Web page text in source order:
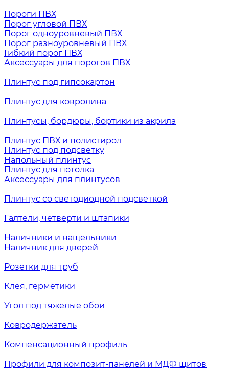
Пороги ПВХ
Порог угловой ПВХ
Порог одноуровневый ПВХ
Порог разноуровневый ПВХ
Гибкий порог ПВХ
Аксессуары для порогов ПВХ
Плинтус под гипсокартон
Плинтус для ковролина
Плинтусы, бордюры, бортики из акрила
Плинтус ПВХ и полистирол
Плинтус под подсветку
Напольный плинтус
Плинтус для потолка
Аксессуары для плинтусов
Плинтус со светодиодной подсветкой
Галтели, четверти и штапики
Наличники и нащельники
Наличник для дверей
Розетки для труб
Клея, герметики
Угол под тяжелые обои
Ковродержатель
Компенсационный профиль
Профили для композит-панелей и МДФ щитов